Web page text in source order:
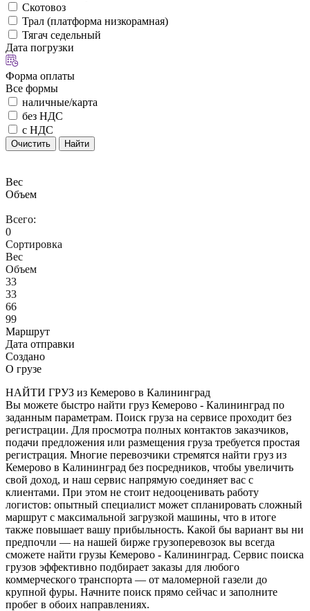
Скотовоз
Трал (платформа низкорамная)
Тягач седельный
Дата погрузки
Форма оплаты
Все формы
наличные/карта
без НДС
с НДС
Очистить Найти
Вес
Объем
Всего:
0
Сортировка
Вес
Объем
33
33
66
99
Маршрут
Дата отправки
Создано
О грузе
НАЙТИ ГРУЗ из Кемерово в Калининград
Вы можете быстро найти груз Кемерово - Калининград по
заданным параметрам. Поиск груза на сервисе проходит без
регистрации. Для просмотра полных контактов заказчиков,
подачи предложения или размещения груза требуется простая
регистрация. Многие перевозчики стремятся найти груз из
Кемерово в Калининград без посредников, чтобы увеличить
свой доход, и наш сервис напрямую соединяет вас с
клиентами. При этом не стоит недооценивать работу
логистов: опытный специалист может спланировать сложный
маршрут с максимальной загрузкой машины, что в итоге
также повышает вашу прибыльность. Какой бы вариант вы ни
предпочли — на нашей бирже грузоперевозок вы всегда
сможете найти грузы Кемерово - Калининград. Сервис поиска
грузов эффективно подбирает заказы для любого
коммерческого транспорта — от маломерной газели до
крупной фуры. Начните поиск прямо сейчас и заполните
пробег в обоих направлениях.